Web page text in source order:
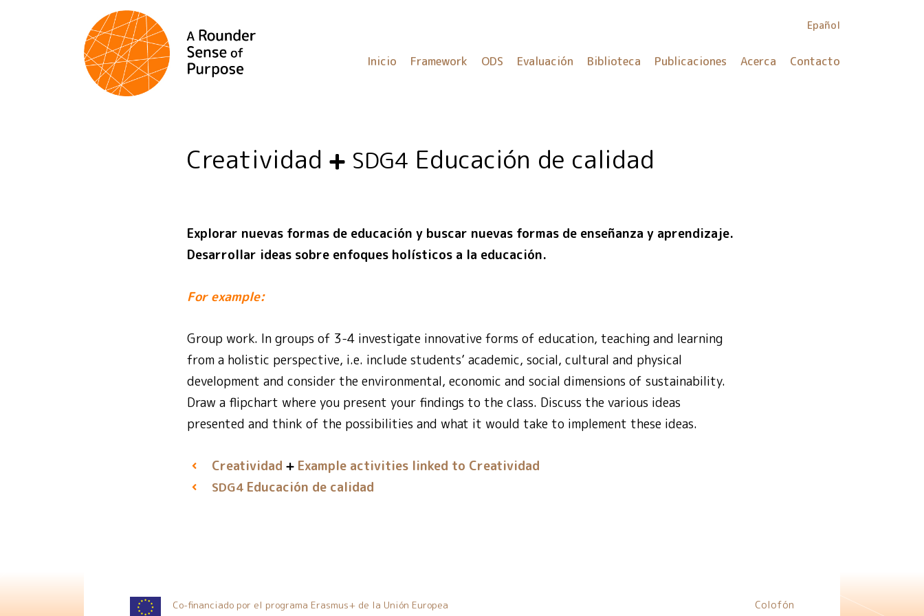
Epañol
Inicio Framework ODS Evaluación Biblioteca Publicaciones Acerca Contacto
Creatividad SDG4 Educación de calidad
Explorar nuevas formas de educación y buscar nuevas formas de enseñanza y aprendizaje.
Desarrollar ideas sobre enfoques holísticos a la educación.
For example:
Group work. In groups of 3-4 investigate innovative forms of education, teaching and learning
from a holistic perspective, i.e. include students’ academic, social, cultural and physical
development and consider the environmental, economic and social dimensions of sustainability.
Draw a flipchart where you present your findings to the class. Discuss the various ideas
presented and think of the possibilities and what it would take to implement these ideas.
Creatividad Example activities linked to Creatividad
SDG4 Educación de calidad
Co-financiado por el programa Erasmus+ de la Unión Europea Colofón